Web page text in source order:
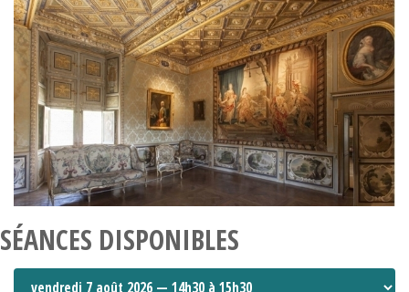
SÉANCES DISPONIBLES